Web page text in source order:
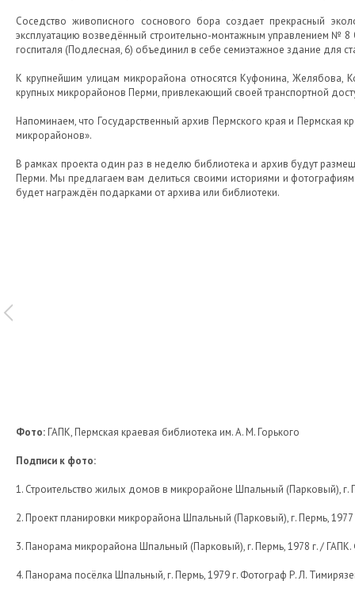
Соседство живописного соснового бора создает прекрасный
эксплуатацию возведённый строительно-монтажным управлением №
госпиталя (Подлесная, 6) объединил в себе семиэтажное здание для
К крупнейшим улицам микрорайона относятся Куфонина,
крупных микрорайонов Перми, привлекающий своей транспортной
Напоминаем, что Государственный архив Пермского края и Пермская
микрорайонов».
В рамках проекта один раз в неделю библиотека и архив будут
Перми. Мы предлагаем вам делиться своими историями и
будет награждён подарками от архива или библиотеки.
Фото: ГАПК, Пермская краевая библиотека им. А. М. Горького
Подписи к фото:
1. Строительство жилых домов в микрорайоне Шпальный (Парковый),
2. Проект планировки микрорайона Шпальный (Парковый), г. Пермь,
3. Панорама микрорайона Шпальный (Парковый), г. Пермь, 1978 г. /
4. Панорама посёлка Шпальный, г. Пермь, 1979 г. Фотограф Р. Л.